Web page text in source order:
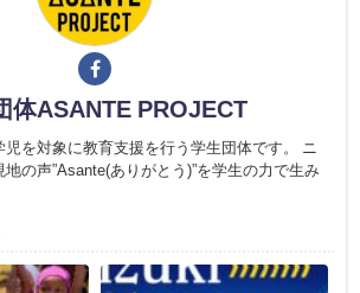
体ASANTE PROJECT
児を対象に教育支援を行う学生団体です。 ニ
の声”Asante(ありがとう)”を学生の力で生み